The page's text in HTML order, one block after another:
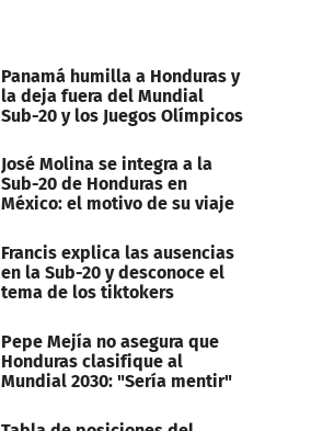
Panamá humilla a Honduras y
la deja fuera del Mundial
Sub-20 y los Juegos Olímpicos
José Molina se integra a la
Sub-20 de Honduras en
México: el motivo de su viaje
Francis explica las ausencias
en la Sub-20 y desconoce el
tema de los tiktokers
Pepe Mejía no asegura que
Honduras clasifique al
Mundial 2030: "Sería mentir"